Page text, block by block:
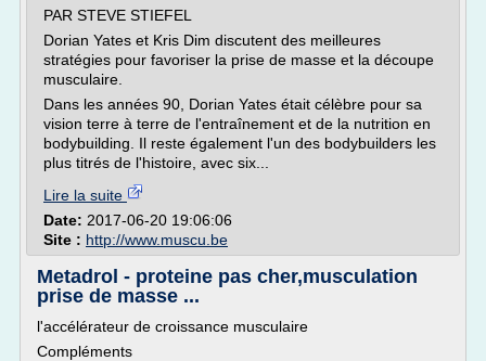
PAR STEVE STIEFEL
Dorian Yates et Kris Dim discutent des meilleures
stratégies pour favoriser la prise de masse et la découpe
musculaire.
Dans les années 90, Dorian Yates était célèbre pour sa
vision terre à terre de l'entraînement et de la nutrition en
bodybuilding. Il reste également l'un des bodybuilders les
plus titrés de l'histoire, avec six...
Lire la suite
Date: 2017-06-20 19:06:06
Site : http://www.muscu.be
Metadrol - proteine pas cher,musculation
prise de masse ...
l'accélérateur de croissance musculaire
Compléments